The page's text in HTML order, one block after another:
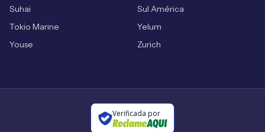
Suhai
Sul América
Tokio Marine
Yelum
Youse
Zurich
Verificada por